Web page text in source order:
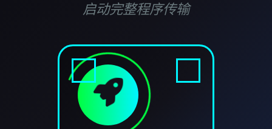
启动完整程序传输